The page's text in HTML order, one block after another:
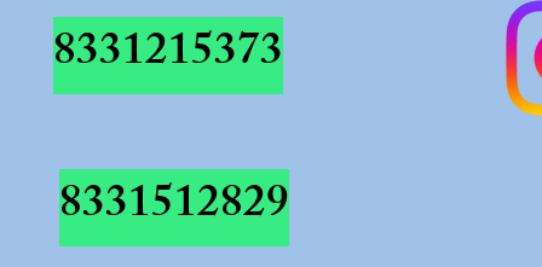
8331215373
8331512829